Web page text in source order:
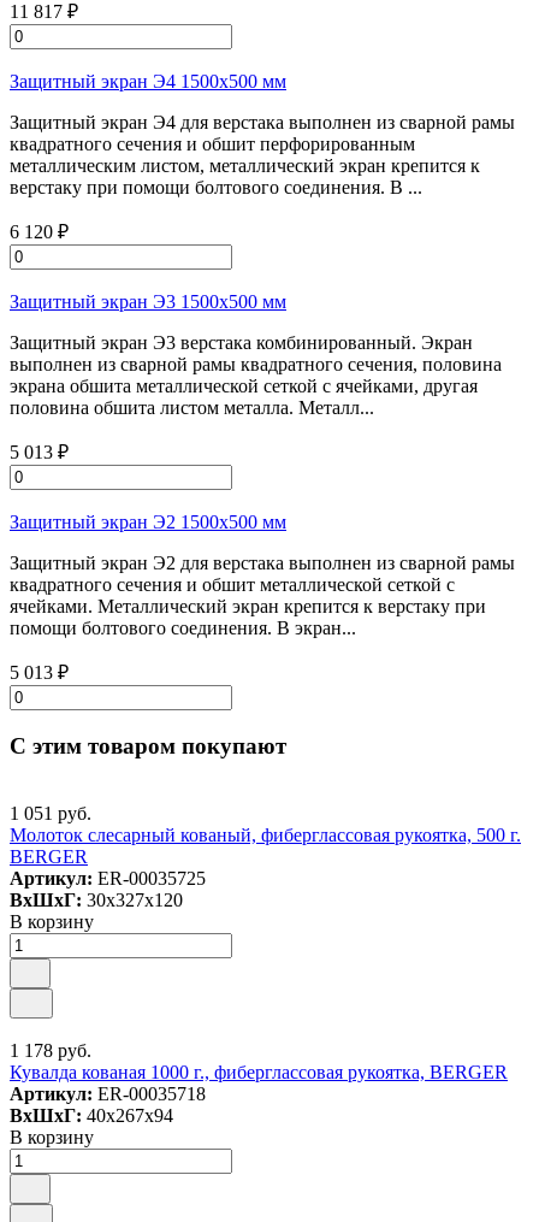
11 817 ₽
Защитный экран Э4 1500х500 мм
Защитный экран Э4 для верстака выполнен из сварной рамы
квадратного сечения и обшит перфорированным
металлическим листом, металлический экран крепится к
верстаку при помощи болтового соединения. В ...
6 120 ₽
Защитный экран Э3 1500х500 мм
Защитный экран Э3 верстака комбинированный. Экран
выполнен из сварной рамы квадратного сечения, половина
экрана обшита металлической сеткой с ячейками, другая
половина обшита листом металла. Металл...
5 013 ₽
Защитный экран Э2 1500х500 мм
Защитный экран Э2 для верстака выполнен из сварной рамы
квадратного сечения и обшит металлической сеткой с
ячейками. Металлический экран крепится к верстаку при
помощи болтового соединения. В экран...
5 013 ₽
С этим товаром покупают
1 051 руб.
Молоток слесарный кованый, фиберглассовая рукоятка, 500 г.
BERGER
Артикул: ER-00035725
ВxШxГ: 30x327x120
В корзину
1 178 руб.
Кувалда кованая 1000 г., фиберглассовая рукоятка, BERGER
Артикул: ER-00035718
ВxШxГ: 40x267x94
В корзину